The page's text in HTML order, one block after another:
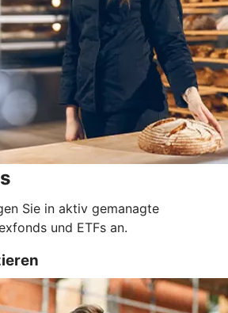
Sie in aktiv gemanagte
und ETFs an.